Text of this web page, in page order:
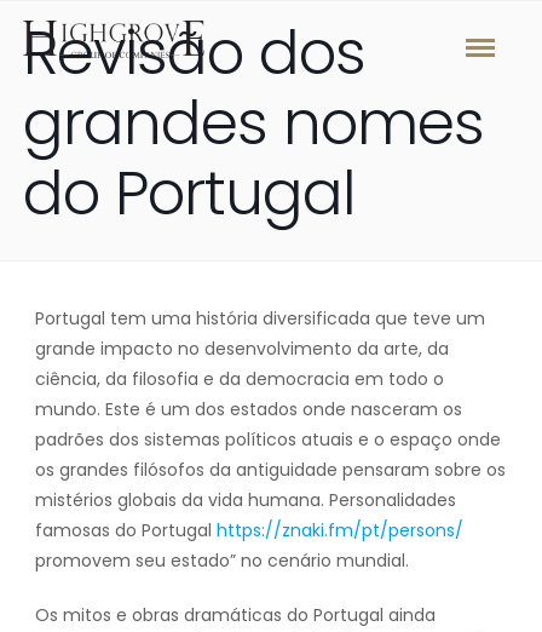
Revisão dos
grandes nomes
do Portugal
Portugal tem uma história diversificada que teve um
grande impacto no desenvolvimento da arte, da
ciência, da filosofia e da democracia em todo o
mundo. Este é um dos estados onde nasceram os
padrões dos sistemas políticos atuais e o espaço onde
os grandes filósofos da antiguidade pensaram sobre os
mistérios globais da vida humana. Personalidades
famosas do Portugal https://znaki.fm/pt/persons/
promovem seu estado” no cenário mundial.
Os mitos e obras dramáticas do Portugal ainda